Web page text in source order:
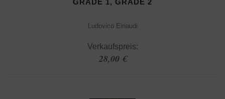
Ludovico Einaudi
Verkaufspreis:
28,00 €